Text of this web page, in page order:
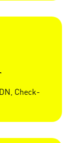
Check-